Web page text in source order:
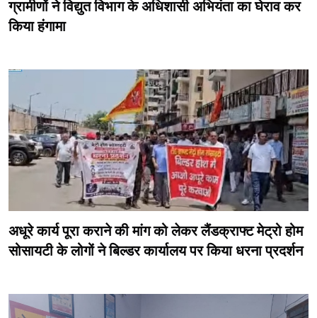
ग्रामीणों ने विद्युत विभाग के अधिशासी अभियंता का घेराव कर
किया हंगामा
अधूरे कार्य पूरा कराने की मांग को लेकर लैंडक्राफ्ट मेट्रो होम
सोसायटी के लोगों ने बिल्डर कार्यालय पर किया धरना प्रदर्शन